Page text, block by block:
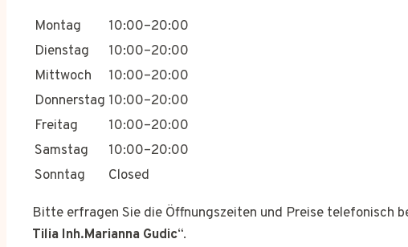
Montag
10:00–20:00
Dienstag
10:00–20:00
Mittwoch
10:00–20:00
Donnerstag 10:00–20:00
Freitag
10:00–20:00
Samstag
10:00–20:00
Sonntag
Closed
Bitte erfragen Sie die Öffnungszeiten und Preise telefonisch
Tilia Inh.Marianna Gudic“.